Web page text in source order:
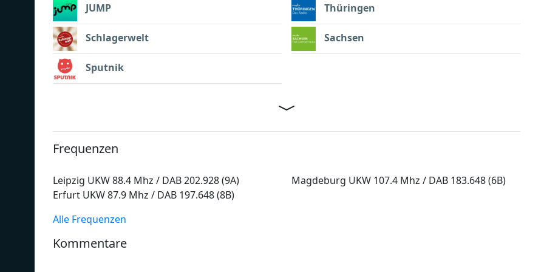
JUMP
Schlagerwelt
Sputnik
Thüringen
Sachsen
Frequenzen
Leipzig UKW 88.4 Mhz / DAB 202.928 (9A)
Erfurt UKW 87.9 Mhz / DAB 197.648 (8B)
Magdeburg UKW 107.4 Mhz / DAB 183.648 (6B)
Alle Frequenzen
Kommentare